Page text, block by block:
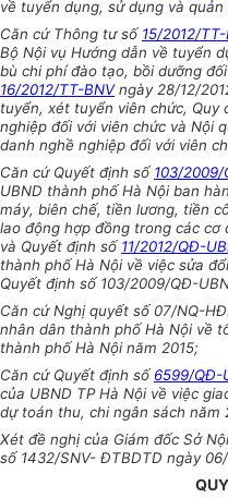
về tuyển dụng, sử dụng và quản
Căn cứ Thông tư số 15/2012/
Bộ Nội vụ Hướng dẫn về tuyển
bù chi phí đào tạo, bồi dưỡng
16/2012/TT-BNVngày 28/12/
tuyển, xét tuyển viên chức, Quy
nghiệp đối với viên chức và Nội
danh nghề nghiệp đối với viên
Căn cứ Quyết định số 103/2009/
UBND thành phốHà Nội ban
máy, biên chế, tiền lương, tiền
lao động hợp đồng trong các cơ
và Quyết định số 11/2012/QĐ-
thành phốHà Nội về việc sửa
Quyết định số 103/2009/QĐ-U
Căn cứ Nghị quyết số 07/NQ-
nhân dân thành phố Hà Nội về t
thành phố Hà Nội năm 2015;
Căn cứ Quyết định số 6599/QĐ-
của UBND TP Hà Nội về việc
dự toán thu, chi ngân sách năm
Xét đề nghị của Giám đốc Sở
số 1432/SNV- ĐTBDTD ngày
QUY